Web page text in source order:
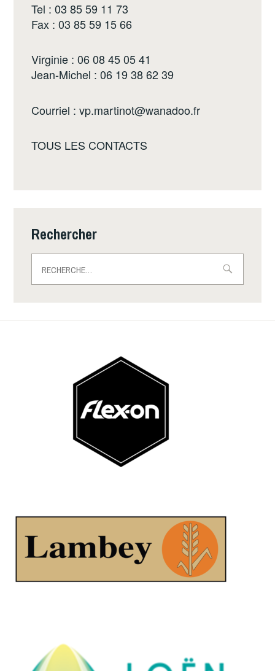
Tel : 03 85 59 11 73
Fax : 03 85 59 15 66
Virginie : 06 08 45 05 41
Jean-Michel : 06 19 38 62 39
Courriel :vp.martinot@wanadoo.fr
TOUS LES CONTACTS
Rechercher